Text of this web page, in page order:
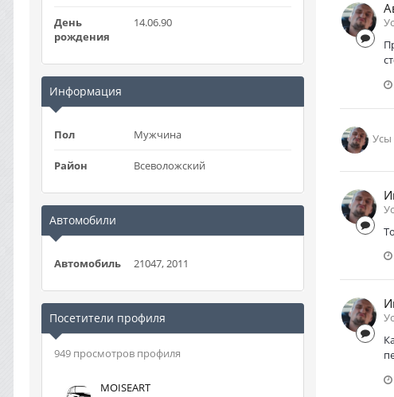
День
рождения
14.06.90
Информация
Пол Мужчина
Район Всеволожский
Автомобили
Автомобиль 21047, 2011
Посетители профиля
949 просмотров профиля
MOISEART
Усы